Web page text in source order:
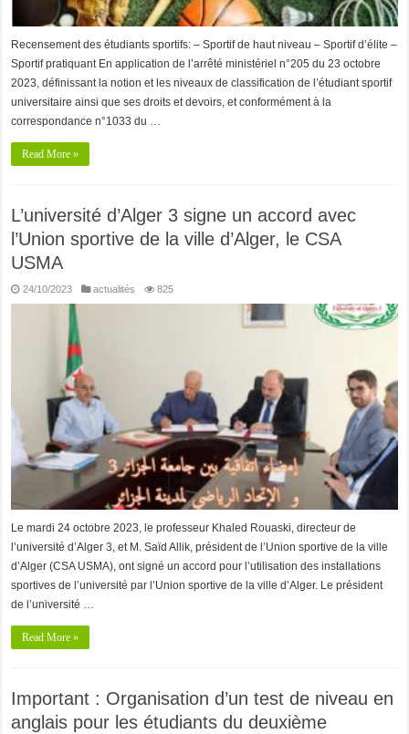
Recensement des étudiants sportifs: – Sportif de haut niveau – Sportif d’élite –
Sportif pratiquant En application de l’arrêté ministériel n°205 du 23 octobre
2023, définissant la notion et les niveaux de classification de l’étudiant sportif
universitaire ainsi que ses droits et devoirs, et conformément à la
correspondance n°1033 du …
Read More »
L’université d’Alger 3 signe un accord avec
l’Union sportive de la ville d’Alger, le CSA
USMA
24/10/2023 actualités 825
Le mardi 24 octobre 2023, le professeur Khaled Rouaski, directeur de
l’université d’Alger 3, et M. Saïd Allik, président de l’Union sportive de la ville
d’Alger (CSA USMA), ont signé un accord pour l’utilisation des installations
sportives de l’université par l’Union sportive de la ville d’Alger. Le président
de l’université …
Read More »
Important : Organisation d’un test de niveau en
anglais pour les étudiants du deuxième